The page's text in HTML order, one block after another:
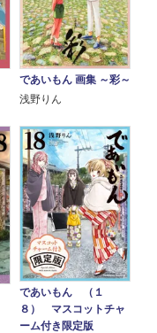
であいもん 画集 ～彩～
浅野りん
であいもん （１
８） マスコットチャ
ーム付き限定版